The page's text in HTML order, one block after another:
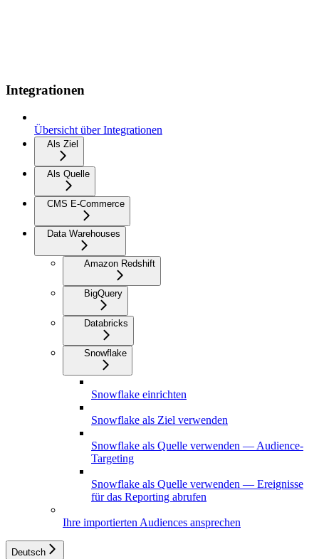
Integrationen
Übersicht über Integrationen
Als Ziel
Als Quelle
CMS E-Commerce
Data Warehouses
Amazon Redshift
BigQuery
Databricks
Snowflake
Snowflake einrichten
Snowflake als Ziel verwenden
Snowflake als Quelle verwenden — Audience-
Targeting
Snowflake als Quelle verwenden — Ereignisse
für das Reporting abrufen
Ihre importierten Audiences ansprechen
Deutsch